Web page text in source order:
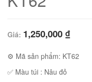
Giá: 1,250,000 ₫
⚙ Mã sản phẩm: KT62
✅ Màu túi : Nâu đỏ